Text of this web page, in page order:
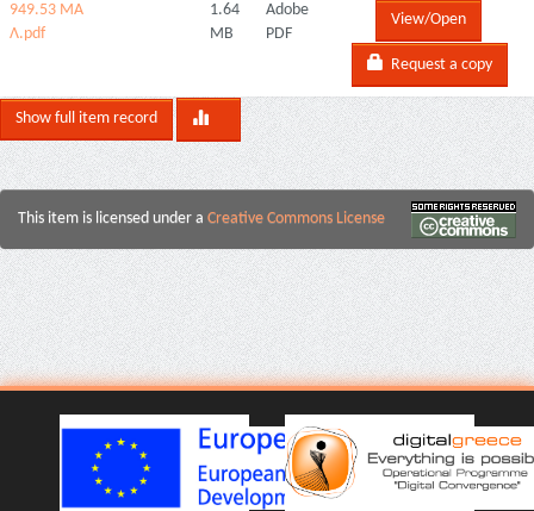
949.53 ΜΑ
Λ.pdf
1.64
MB
Adobe
PDF
View/Open
Request a copy
Show full item record
This item is licensed under a Creative Commons License